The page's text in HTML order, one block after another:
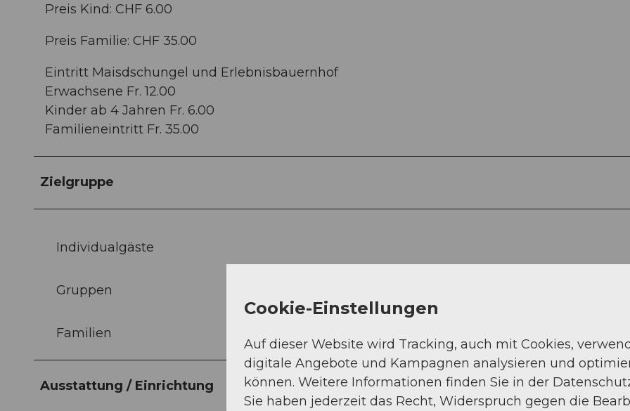
Preis Kind: CHF 6.00
Preis Familie: CHF 35.00
Eintritt Maisdschungel und Erlebnisbauernhof
Erwachsene Fr. 12.00
Kinder ab 4 Jahren Fr. 6.00
Familieneintritt Fr. 35.00
Zielgruppe
Individualgäste
Gruppen
Familien
Ausstattung / Einrichtung
Cookie-Einstellungen
Auf dieser Website wird Tracking, auch mit Cookies,
digitale Angebote und Kampagnen analysieren und
können. Weitere Informationen finden Sie in der
Sie haben jederzeit das Recht, Widerspruch gegen die